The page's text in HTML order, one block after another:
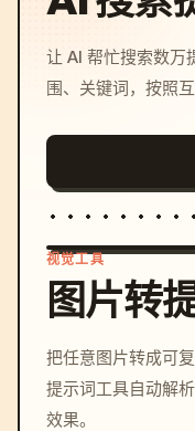
让 AI 帮忙搜索数万
围、关键词，按照
视觉工具
图片转
把任意图片转成可
提示词工具自动解
效果。